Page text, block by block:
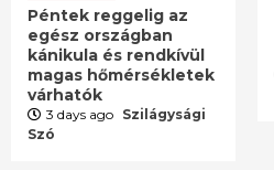
Péntek reggelig az
egész országban
kánikula és rendkívül
magas hőmérsékletek
várhatók
3 days ago Szilágysági
Szó